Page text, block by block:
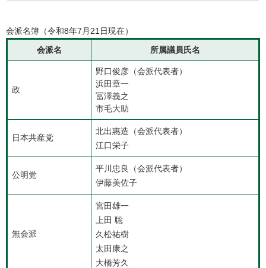
会派名簿（令和8年7月21日現在）
会派名
所属議員氏名
政
野口俊彦（会派代表者）
浜田章一
冨澤義之
市毛大助
日本共産党
北出惠造（会派代表者）
江口栄子
公明党
平川忠良（会派代表者）
伊藤美佐子
無会派
宮田雄一
上田 聡
久松祐樹
太田康之
大橋芳久